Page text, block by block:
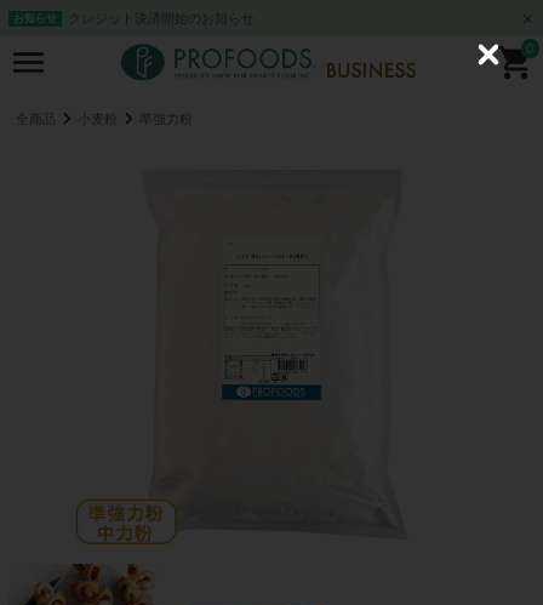
お知らせ クレジット決済開始のお知らせ
0
全商品 小麦粉 準強力粉
C